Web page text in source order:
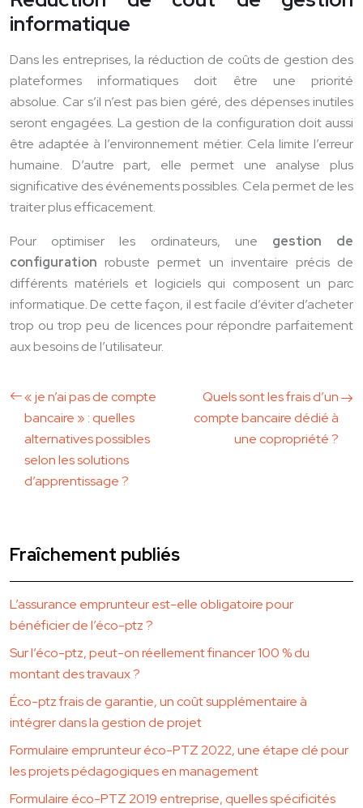
informatique
Dans les entreprises, la réduction de coûts de gestion des
plateformes informatiques doit être une priorité
absolue. Car s’il n’est pas bien géré, des dépenses inutiles
seront engagées. La gestion de la configuration doit aussi
être adaptée à l’environnement métier. Cela limite l’erreur
humaine. D’autre part, elle permet une analyse plus
significative des événements possibles. Cela permet de les
traiter plus efficacement.
Pour optimiser les ordinateurs, une gestion de
configuration robuste permet un inventaire précis de
différents matériels et logiciels qui composent un parc
informatique. De cette façon, il est facile d’éviter d’acheter
trop ou trop peu de licences pour répondre parfaitement
aux besoins de l’utilisateur.
« je n’ai pas de compte
bancaire » : quelles
alternatives possibles
selon les solutions
d’apprentissage ?
Quels sont les frais d’un
compte bancaire dédié à
une copropriété ?
Fraîchement publiés
L’assurance emprunteur est-elle obligatoire pour
bénéficier de l’éco-ptz ?
Sur l’éco-ptz, peut-on réellement financer 100 % du
montant des travaux ?
Éco-ptz frais de garantie, un coût supplémentaire à
intégrer dans la gestion de projet
Formulaire emprunteur éco-PTZ 2022, une étape clé pour
les projets pédagogiques en management
Formulaire éco-PTZ 2019 entreprise, quelles spécificités